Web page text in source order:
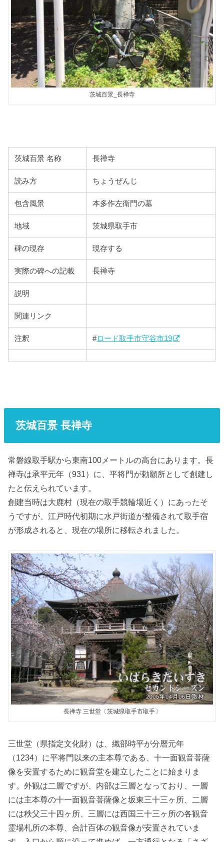
茨城百景_長禅寺
茨城百景 名称 長禅寺
読み方 ちょうぜんじ
包含風景 本多作左衛門の墓
地域 茨城県取手市
碑の現存 現存する
実際の碑への記載 長禅寺
説明
関連リンク
注釈 #ロード取手市守谷市19
茨城百景 長禅寺
常磐線取手駅から東南100メートルの高台にあります。長
禅寺は承平元年（931）に、平将門が勅願所として創建し
たと伝えられています。
創建当時は大鹿村（現在の取手競輪場近く）にあったそ
うですが、江戸時代初期に水戸街道が整備されて取手宿
が形成されると、現在の場所に移転されました。
長禅寺 三世堂〔茨城県取手市取手〕
三世堂（県指定文化財）は、織部時平が分暦元年
（1234）に平将門以来の主本尊である、十一面観音菩薩
像を安置するために観音堂を建立したことに始まりま
す。外観は二層ですが、内部は三層となっており、一層
には主本尊の十一面観音菩薩像と坂東三十三ヶ所、二層
には秩父三十四ヶ所、三層には西国三十三ヶ所の各観音
霊場札所の本尊、合計百体の観音像が安置されていま